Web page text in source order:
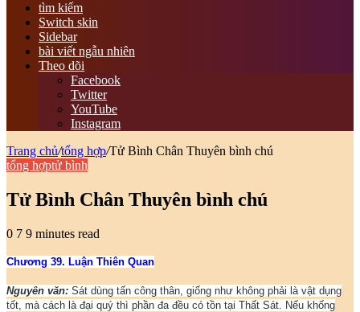
tìm kiếm
Switch skin
Sidebar
bài viết ngẫu nhiên
Theo dõi
Facebook
Twitter
YouTube
Instagram
Trang chủ/tổng hợp/Tử Bình Chân Thuyên bình chú
tổng hợptử bình
Tử Bình Chân Thuyên bình chú
0 7 9 minutes read
Chương 39. Luận Thiên Quan
Nguyên văn: Sát dùng tấn công thân, giống như không phải là vật dụng
tốt, mà cách là đại quý thì phần đa đều có tồn tại Thất Sát. Nếu khống